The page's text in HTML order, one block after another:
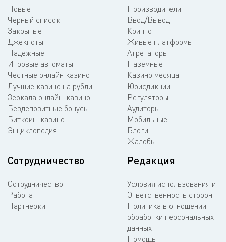
Новые
Черный список
Закрытые
Джекпоты
Надежные
Игровые автоматы
Честные онлайн казино
Лучшие казино на рубли
Зеркала онлайн-казино
Бездепозитные бонусы
Биткоин-казино
Энциклопедия
Производители
Ввод/Вывод
Крипто
Живые платформы
Агрегаторы
Наземные
Казино месяца
Юрисдикции
Регуляторы
Аудиторы
Мобильные
Блоги
Жалобы
Сотрудничество
Сотрудничество
Работа
Партнерки
Редакция
Условия использования и
Ответственность сторон
Политика в отношении
обработки персональных
данных
Помощь